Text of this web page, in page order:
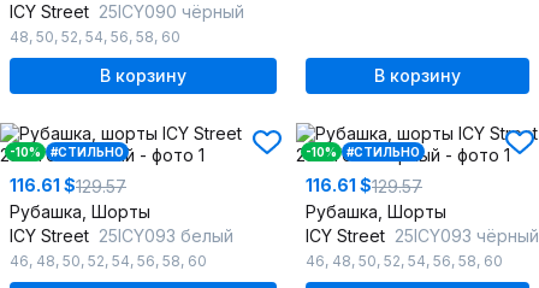
ICY Street 25ICY090 чёрный
48, 50, 52, 54, 56, 58, 60
В корзину В корзину
-10% #СТИЛЬНО
116.61 $129.57
Рубашка, Шорты
ICY Street 25ICY093 белый
46, 48, 50, 52, 54, 56, 58, 60
-10% #СТИЛЬНО
116.61 $129.57
Рубашка, Шорты
ICY Street 25ICY093 чёрный
46, 48, 50, 52, 54, 56, 58, 60